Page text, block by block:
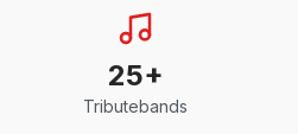
25+
Tributebands